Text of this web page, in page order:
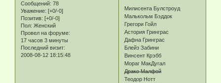
Сообщений: 78
Уважение: [+0/-0]
Позитив: [+0/-0]
Пол: Женский
Провел на форуме:
17 часов 3 минуты
Последний визит:
2008-08-12 18:15:48
Милисента Булстроуд
Малькольм Бэддок
Грегори Гойл
Астория Гринграс
Дафна Гринграс
Блейз Забини
Винсент Крэбб
Мораг МакДугал
Драко Малфой
Теодор Нотт